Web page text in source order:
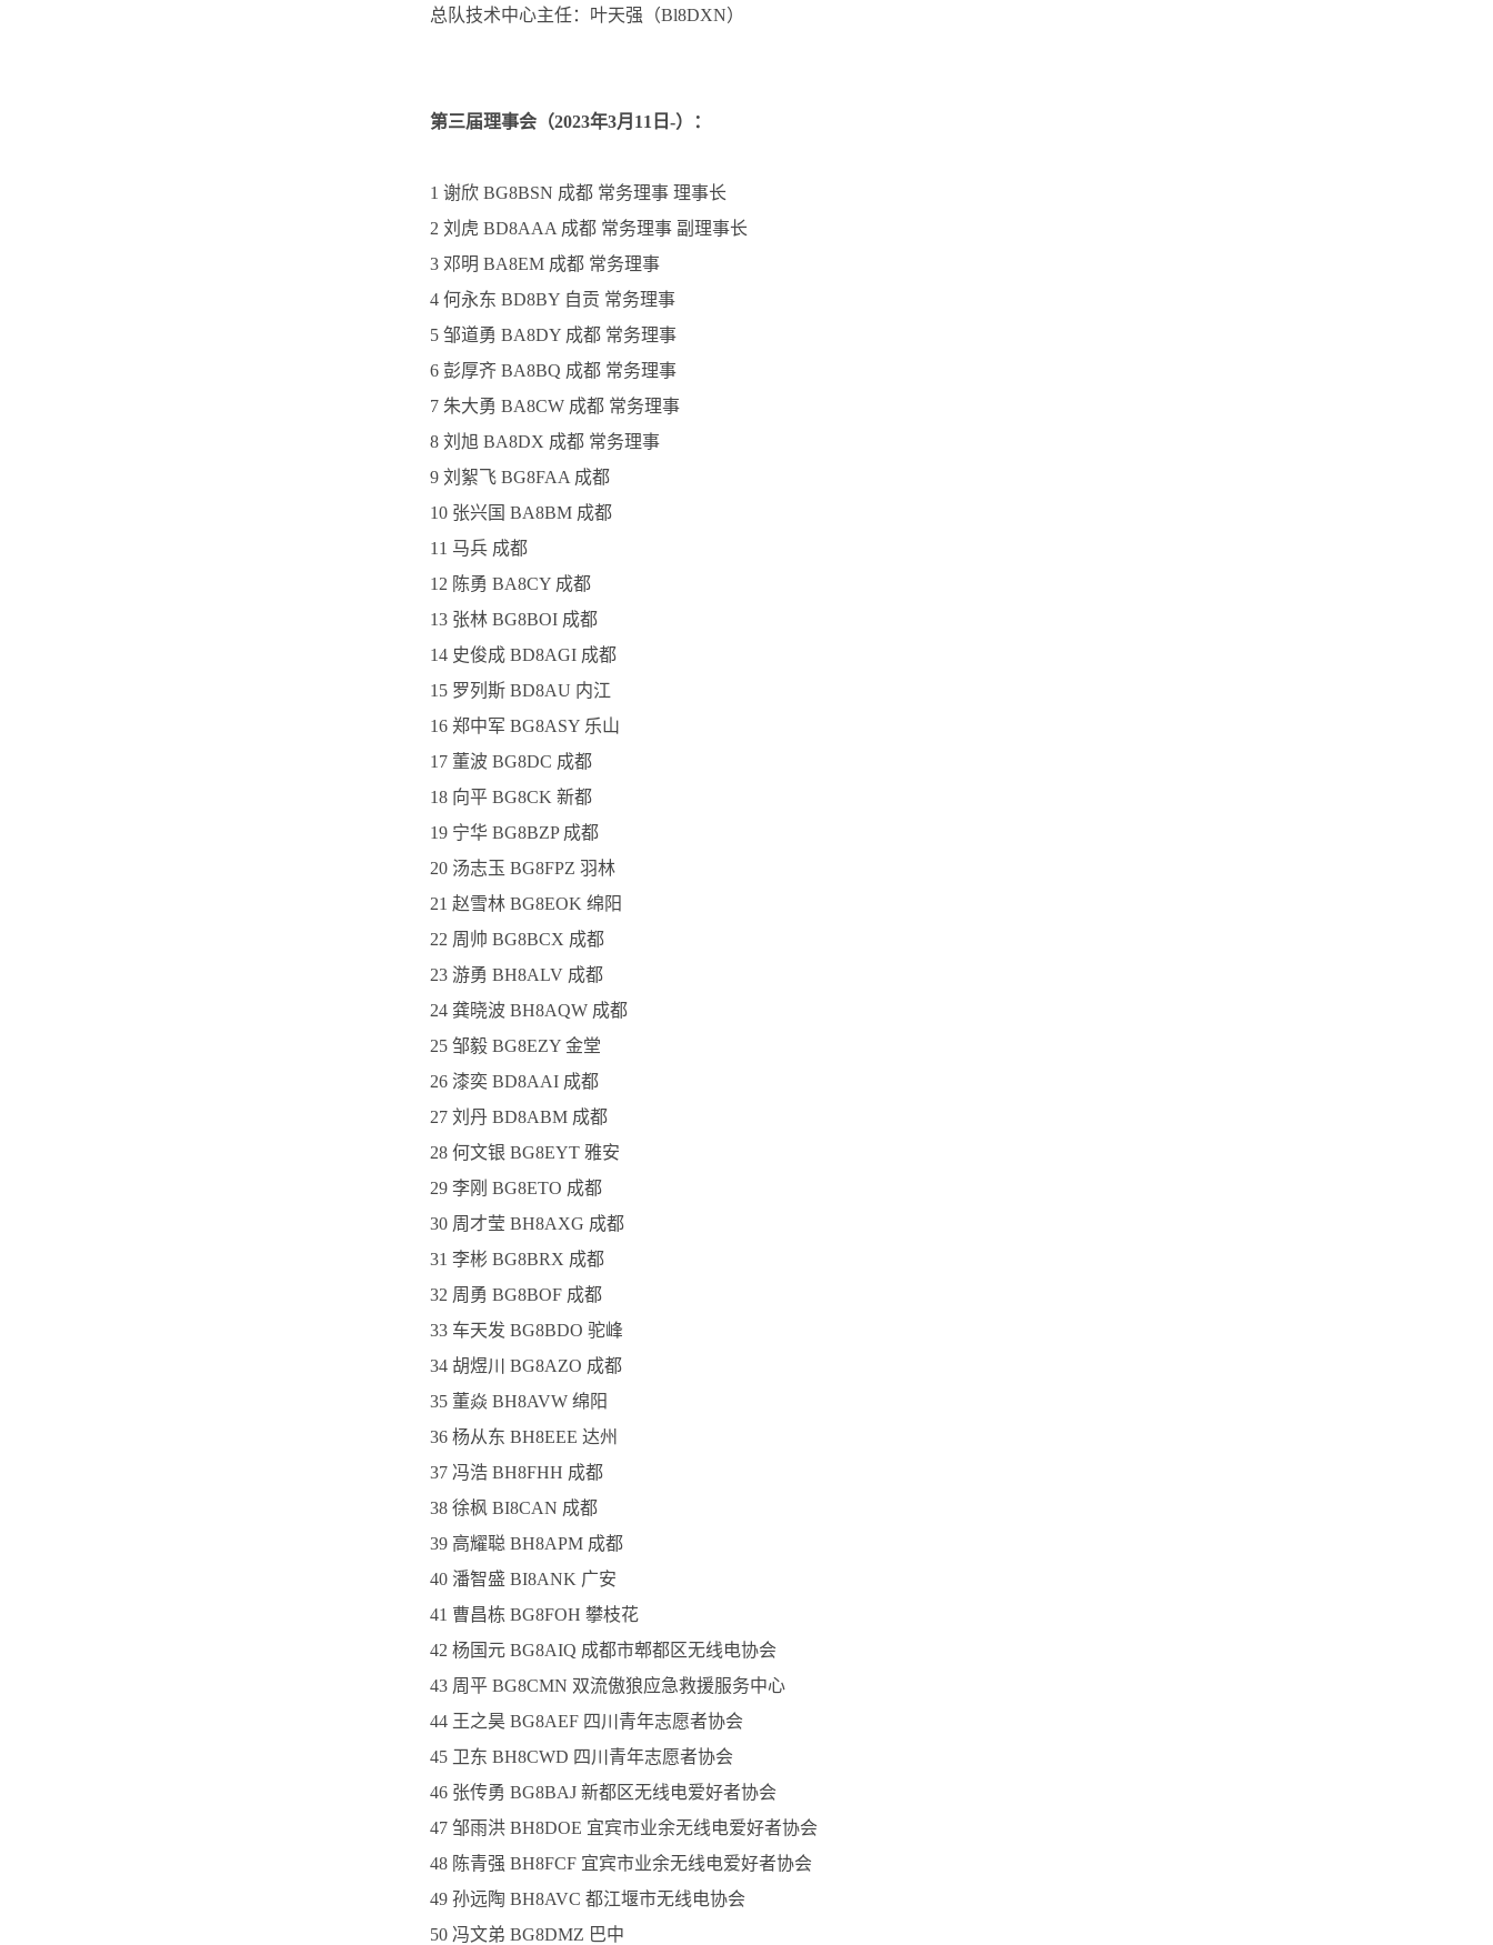
总队技术中心主任：叶天强（Bl8DXN）
第三届理事会（2023年3月11日-）：
1 谢欣 BG8BSN 成都 常务理事 理事长
2 刘虎 BD8AAA 成都 常务理事 副理事长
3 邓明 BA8EM 成都 常务理事
4 何永东 BD8BY 自贡 常务理事
5 邹道勇 BA8DY 成都 常务理事
6 彭厚齐 BA8BQ 成都 常务理事
7 朱大勇 BA8CW 成都 常务理事
8 刘旭 BA8DX 成都 常务理事
9 刘絮飞 BG8FAA 成都
10 张兴国 BA8BM 成都
11 马兵 成都
12 陈勇 BA8CY 成都
13 张林 BG8BOI 成都
14 史俊成 BD8AGI 成都
15 罗列斯 BD8AU 内江
16 郑中军 BG8ASY 乐山
17 董波 BG8DC 成都
18 向平 BG8CK 新都
19 宁华 BG8BZP 成都
20 汤志玉 BG8FPZ 羽林
21 赵雪林 BG8EOK 绵阳
22 周帅 BG8BCX 成都
23 游勇 BH8ALV 成都
24 龚晓波 BH8AQW 成都
25 邹毅 BG8EZY 金堂
26 漆奕 BD8AAI 成都
27 刘丹 BD8ABM 成都
28 何文银 BG8EYT 雅安
29 李刚 BG8ETO 成都
30 周才莹 BH8AXG 成都
31 李彬 BG8BRX 成都
32 周勇 BG8BOF 成都
33 车天发 BG8BDO 驼峰
34 胡煜川 BG8AZO 成都
35 董焱 BH8AVW 绵阳
36 杨从东 BH8EEE 达州
37 冯浩 BH8FHH 成都
38 徐枫 BI8CAN 成都
39 高耀聪 BH8APM 成都
40 潘智盛 BI8ANK 广安
41 曹昌栋 BG8FOH 攀枝花
42 杨国元 BG8AIQ 成都市郫都区无线电协会
43 周平 BG8CMN 双流傲狼应急救援服务中心
44 王之昊 BG8AEF 四川青年志愿者协会
45 卫东 BH8CWD 四川青年志愿者协会
46 张传勇 BG8BAJ 新都区无线电爱好者协会
47 邹雨洪 BH8DOE 宜宾市业余无线电爱好者协会
48 陈青强 BH8FCF 宜宾市业余无线电爱好者协会
49 孙远陶 BH8AVC 都江堰市无线电协会
50 冯文弟 BG8DMZ 巴中